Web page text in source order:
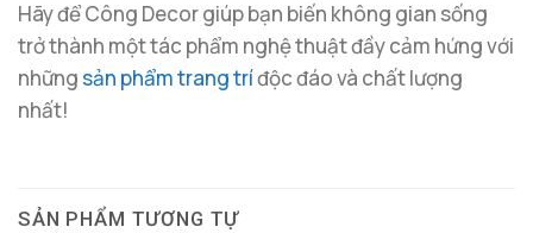
Hãy để Công Decor giúp bạn biến không gian sống
trở thành một tác phẩm nghệ thuật đầy cảm hứng với
nhữngsản phẩm trang tríđộc đáo và chất lượng
nhất!
SẢN PHẨM TƯƠNG TỰ